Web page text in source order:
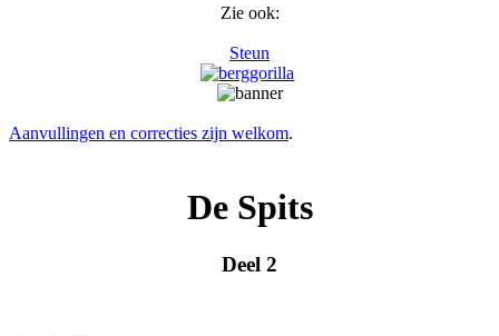
Zie ook:
Steun
Aanvullingen en correcties zijn welkom.
De Spits
Deel 2